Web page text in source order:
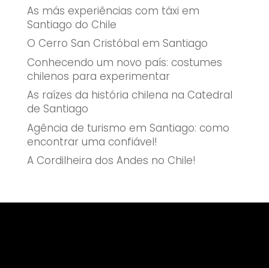
As más experiências com táxi em
Santiago do Chile
O Cerro San Cristóbal em Santiago
Conhecendo um novo país: costumes
chilenos para experimentar
As raízes da história chilena na Catedral
de Santiago
Agência de turismo em Santiago: como
encontrar uma confiável!
A Cordilheira dos Andes no Chile!